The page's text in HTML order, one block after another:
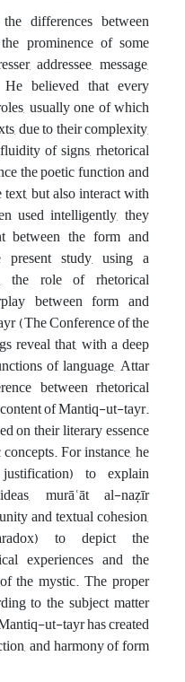
differences between
prominence of some
addressee, message,
He believed that every
usually one of which
due to their complexity,
of signs, rhetorical
the poetic function and
but also interact with
used intelligently, they
between the form and
study, using a
the role of rhetorical
between form and
(The Conference of the
reveal that, with a deep
of language, Attar
between rhetorical
of Mantiq-ut-tayr.
on their literary essence
For instance, he
to explain
murāʿāt al-naẓīr
and textual cohesion,
to depict the
experiences and the
the mystic. The proper
to the subject matter
ut-tayr has created
and harmony of form